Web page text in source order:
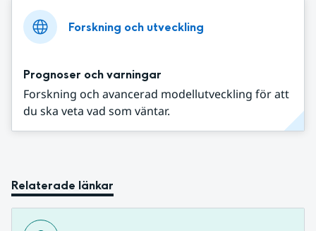
Forskning och utveckling
Prognoser och varningar
Forskning och avancerad modellutveckling för att
du ska veta vad som väntar.
Relaterade länkar